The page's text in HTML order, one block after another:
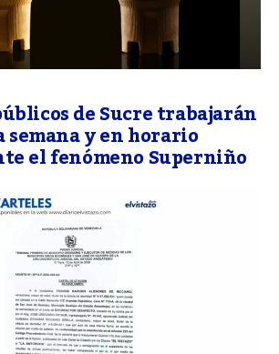
de Sucre trabajarán
semana y en horario
el fenómeno Superniño